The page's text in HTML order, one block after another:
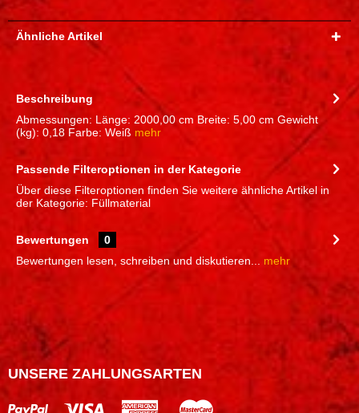
Ähnliche Artikel
Beschreibung
Abmessungen: Länge: 2000,00 cm Breite: 5,00 cm Gewicht
(kg): 0,18 Farbe: Weiß mehr
Passende Filteroptionen in der Kategorie
Über diese Filteroptionen finden Sie weitere ähnliche Artikel in
der Kategorie: Füllmaterial
Bewertungen
0
Bewertungen lesen, schreiben und diskutieren...
mehr
UNSERE ZAHLUNGSARTEN